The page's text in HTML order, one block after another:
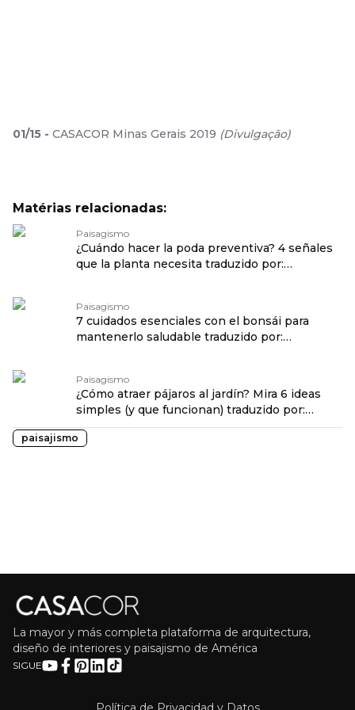
01/15 - CASACOR Minas Gerais 2019 (Divulgação)
Matérias relacionadas:
Paisagismo
¿Cuándo hacer la poda preventiva? 4 señales
que la planta necesita traduzido por:
Paisagismo
7 cuidados esenciales con el bonsái para
mantenerlo saludable traduzido por:
Paisagismo
¿Cómo atraer pájaros al jardín? Mira 6 ideas
simples (y que funcionan) traduzido por:
OPENROUTER
paisajismo
La mayor y más completa plataforma de arquitectura,
diseño de interiores y paisajismo de América
SIGUE